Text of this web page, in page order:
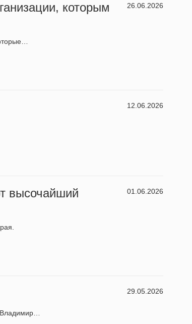
которым
26.06.2026
12.06.2026
высочайший
01.06.2026
29.05.2026